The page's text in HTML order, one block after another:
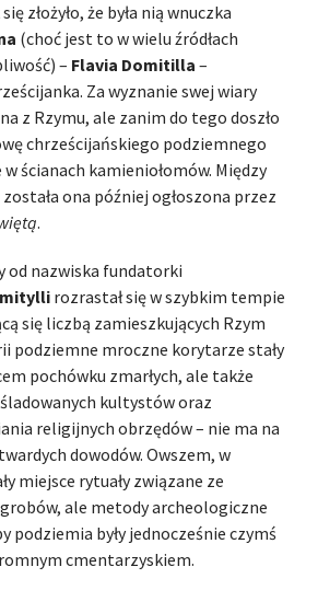
złożyło, że była nią wnuczka
(choć jest to w wielu źródłach
– Flavia Domitilla –
Za wyznanie swej wiary
z Rzymu, ale zanim do tego doszło
chrześcijańskiego podziemnego
ścianach kamieniołomów. Między
ona później ogłoszona przez
.
od nazwiska fundatorki
rozrastał się w szybkim tempie
się liczbą zamieszkujących Rzym
podziemne mroczne korytarze stały
pochówku zmarłych, ale także
kultystów oraz
religijnych obrzędów – nie ma na
dowodów. Owszem, w
miejsce rytuały związane ze
grobów, ale metody archeologiczne
podziemia były jednocześnie czymś
cmentarzyskiem.